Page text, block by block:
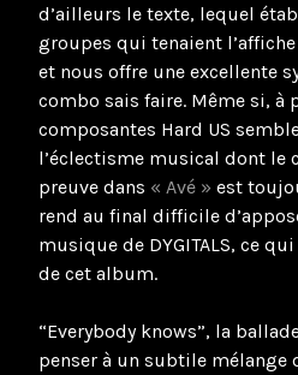
d’ailleurs le texte, lequel
groupes qui tenaient
et nous offre une excellente
combo sais faire. Même si, à
composantes Hard US
l’éclectisme musical dont le
preuve dans « Avé » est
rend au final difficile
musique de DYGITALS, ce
de cet album.
“Everybody knows”, la
penser à un subtile mélange